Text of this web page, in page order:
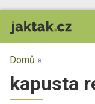
Domů »
kapusta